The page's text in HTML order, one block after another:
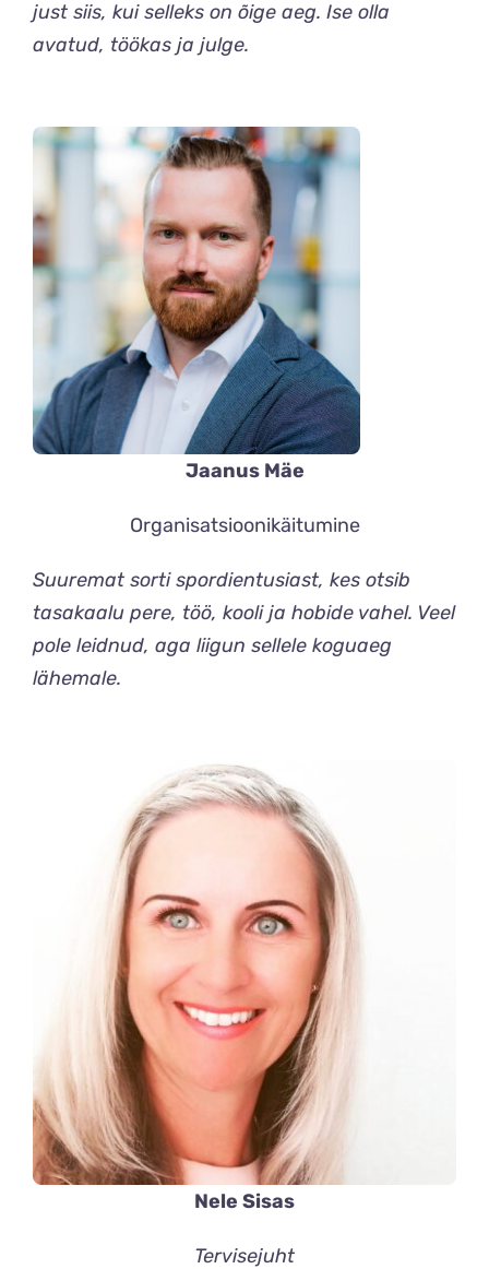
just siis, kui selleks on õige aeg. Ise olla
avatud, töökas ja julge.
Jaanus Mäe
Organisatsioonikäitumine
Suuremat sorti spordientusiast, kes otsib
tasakaalu pere, töö, kooli ja hobide vahel. Veel
pole leidnud, aga liigun sellele koguaeg
lähemale.
Nele Sisas
Tervisejuht